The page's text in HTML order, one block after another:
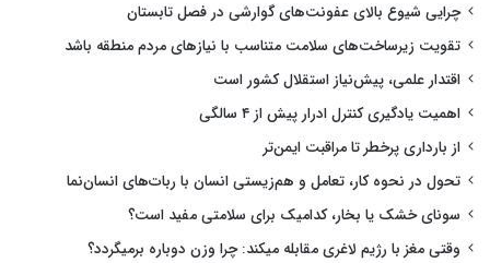
چرایی شیوع بالای عفونت‌های گوارشی در فصل تابستان
تقویت زیرساخت‌های سلامت متناسب با نیازهای مردم منطقه باشد
اقتدار علمی، پیش‌نیاز استقلال کشور است
اهمیت یادگیری کنترل ادرار پیش از ۴ سالگی
از بارداری پرخطر تا مراقبت ایمن‌تر
تحول در نحوه کار، تعامل و هم‌زیستی انسان با ربات‌های انسان‌نما
سونای خشک یا بخار، کدامیک برای سلامتی مفید است؟
وقتی مغز با رژیم لاغری مقابله میکند: چرا وزن دوباره برمیگردد؟